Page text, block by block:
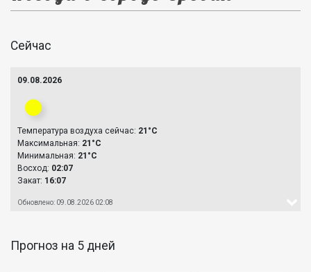
Сейчас
09.08.2026
Температура воздуха сейчас: 21°C
Максимальная: 21°C
Минимальная: 21°C
Восход: 02:07
Закат: 16:07
Обновлено: 09.08.2026 02:08
Прогноз на 5 дней